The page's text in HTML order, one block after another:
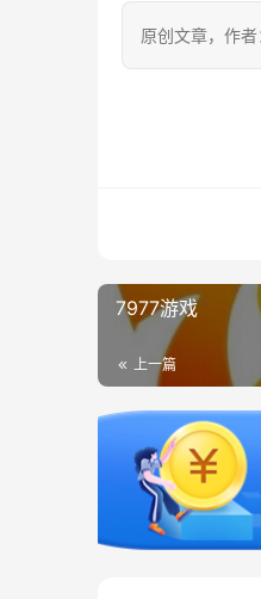
原创文章，作
7977游戏
上一篇